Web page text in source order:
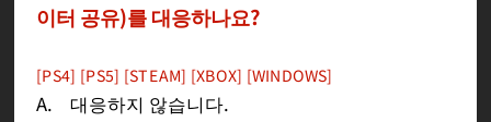
이터 공유)를 대응하나요?
[PS4] [PS5] [STEAM] [XBOX] [WINDOWS]
A. 대응하지 않습니다.